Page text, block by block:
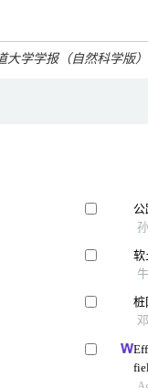
大学学报（自然科学版）